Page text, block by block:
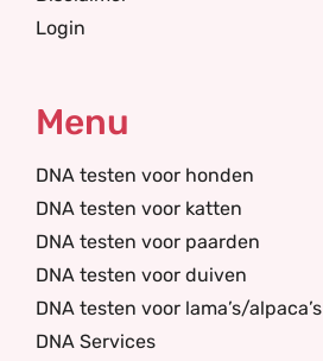
Login
Menu
DNA testen voor honden
DNA testen voor katten
DNA testen voor paarden
DNA testen voor duiven
DNA testen voor lama’s/alpaca’s
DNA Services